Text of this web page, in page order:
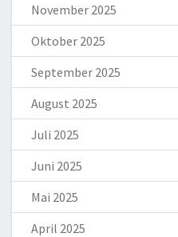
November 2025
Oktober 2025
September 2025
August 2025
Juli 2025
Juni 2025
Mai 2025
April 2025